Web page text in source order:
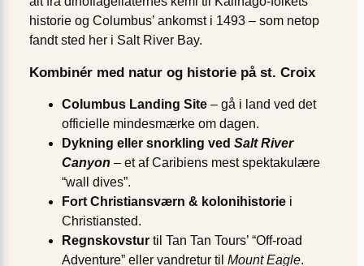
historie og Columbus’ ankomst i 1493 – som netop
fandt sted her i Salt River Bay.
Kombinér med natur og historie på st. Croix
Columbus Landing Site – gå i land ved det
officielle mindesmærke om dagen.
Dykning eller snorkling ved Salt River
Canyon – et af Caribiens mest spektakulære
“wall dives”.
Fort Christiansværn & kolonihistorie i
Christiansted.
Regnskovstur til Tan Tan Tours’ “Off-road
Adventure” eller vandretur til Mount Eagle.